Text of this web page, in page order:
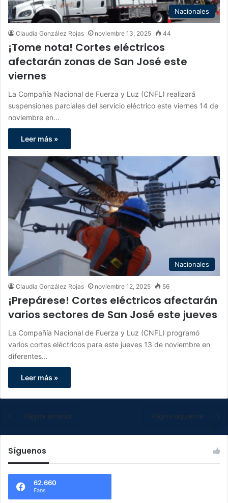
Nacionales
Claudia González Rojas noviembre 13, 2025 44
¡Tome nota! Cortes eléctricos
afectarán zonas de San José este
viernes
La Compañía Nacional de Fuerza y Luz (CNFL) realizará
suspensiones parciales del servicio eléctrico este viernes 14 de
noviembre en…
Leer más »
Nacionales
Claudia González Rojas noviembre 12, 2025 56
¡Prepárese! Cortes eléctricos afectarán
varios sectores de San José este jueves
La Compañía Nacional de Fuerza y Luz (CNFL) programó
varios cortes eléctricos para este jueves 13 de noviembre en
diferentes…
Leer más »
Página anterior Página siguiente
Síguenos
62.660
Fans